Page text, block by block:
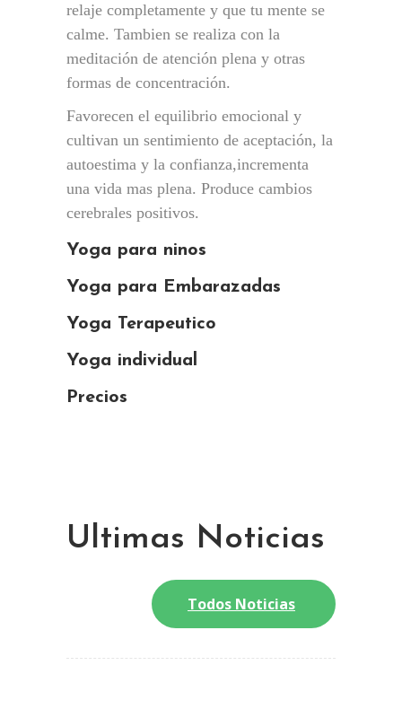
relaje completamente y que tu mente se
calme. Tambien se realiza con la
meditación de atención plena y otras
formas de concentración.
Favorecen el equilibrio emocional y
cultivan un sentimiento de aceptación, la
autoestima y la confianza,incrementa
una vida mas plena. Produce cambios
cerebrales positivos.
Yoga para ninos
Yoga para Embarazadas
Yoga Terapeutico
Yoga individual
Precios
Ultimas Noticias
Todos Noticias